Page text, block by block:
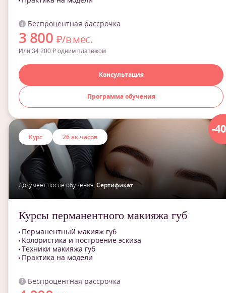
Беспроцентная рассрочка
3 800 ₽/в мес.
Или 34 200 ₽ одним платежом
Консультация
Программа обучения
-
Курс 26 ак.часов
Документ после обучения: Сертификат
Курсы перманентного макияжа губ
Перманентный макияж губ
Колористика и построение эскиза
Техники макияжа губ
Практика на модели
Беспроцентная рассрочка